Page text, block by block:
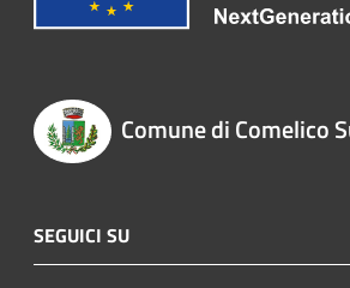
Comune di Comelico
SEGUICI SU